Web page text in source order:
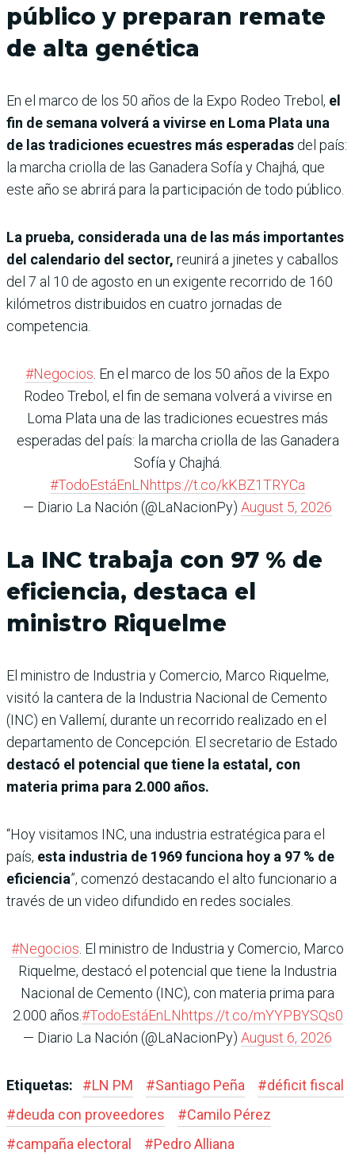
público y preparan remate
de alta genética
En el marco de los 50 años de la Expo Rodeo Trebol, el
fin de semana volverá a vivirse en Loma Plata una
de las tradiciones ecuestres más esperadas del país:
la marcha criolla de las Ganadera Sofía y Chajhá, que
este año se abrirá para la participación de todo público.
La prueba, considerada una de las más importantes
del calendario del sector, reunirá a jinetes y caballos
del 7 al 10 de agosto en un exigente recorrido de 160
kilómetros distribuidos en cuatro jornadas de
competencia.
#Negocios . En el marco de los 50 años de la Expo
Rodeo Trebol, el fin de semana volverá a vivirse en
Loma Plata una de las tradiciones ecuestres más
esperadas del país: la marcha criolla de las Ganadera
Sofía y Chajhá.
#TodoEstáEnLNhttps://t.co/kKBZ1TRYCa
— Diario La Nación (@LaNacionPy) August 5, 2026
La INC trabaja con 97 % de
eficiencia, destaca el
ministro Riquelme
El ministro de Industria y Comercio, Marco Riquelme,
visitó la cantera de la Industria Nacional de Cemento
(INC) en Vallemí, durante un recorrido realizado en el
departamento de Concepción. El secretario de Estado
destacó el potencial que tiene la estatal, con
materia prima para 2.000 años.
“Hoy visitamos INC, una industria estratégica para el
país, esta industria de 1969 funciona hoy a 97 % de
eficiencia”, comenzó destacando el alto funcionario a
través de un video difundido en redes sociales.
#Negocios . El ministro de Industria y Comercio, Marco
Riquelme, destacó el potencial que tiene la Industria
Nacional de Cemento (INC), con materia prima para
2.000 años.#TodoEstáEnLNhttps://t.co/mYYPBYSQs0
— Diario La Nación (@LaNacionPy) August 6, 2026
Etiquetas: #LN PM #Santiago Peña #déficit fiscal
#deuda con proveedores #Camilo Pérez
#campaña electoral #Pedro Alliana